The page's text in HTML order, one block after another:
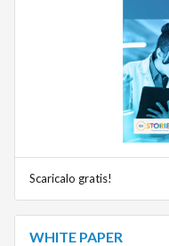
Scaricalo gratis!
WHITE PAPER